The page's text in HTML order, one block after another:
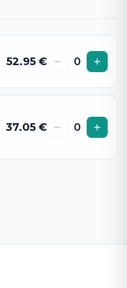
52.95 € 0
37.05 € 0